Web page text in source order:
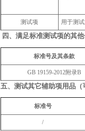
测试项 用于测
四、 满足标准测试项的其
标准号及其条款
GB 19159-2012附录B
五、 测试其它辅助项用品（
标准号
/